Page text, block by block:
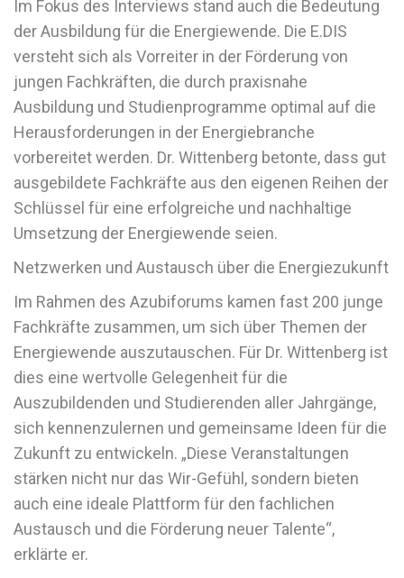
Im Fokus des Interviews stand auch die Bedeutung
der Ausbildung für die Energiewende. Die E.DIS
versteht sich als Vorreiter in der Förderung von
jungen Fachkräften, die durch praxisnahe
Ausbildung und Studienprogramme optimal auf die
Herausforderungen in der Energiebranche
vorbereitet werden. Dr. Wittenberg betonte, dass gut
ausgebildete Fachkräfte aus den eigenen Reihen der
Schlüssel für eine erfolgreiche und nachhaltige
Umsetzung der Energiewende seien.
Netzwerken und Austausch über die Energiezukunft
Im Rahmen des Azubiforums kamen fast 200 junge
Fachkräfte zusammen, um sich über Themen der
Energiewende auszutauschen. Für Dr. Wittenberg ist
dies eine wertvolle Gelegenheit für die
Auszubildenden und Studierenden aller Jahrgänge,
sich kennenzulernen und gemeinsame Ideen für die
Zukunft zu entwickeln. „Diese Veranstaltungen
stärken nicht nur das Wir-Gefühl, sondern bieten
auch eine ideale Plattform für den fachlichen
Austausch und die Förderung neuer Talente“,
erklärte er.